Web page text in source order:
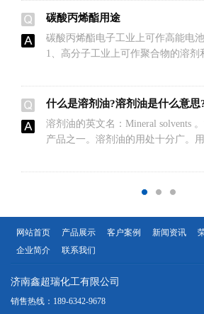
碳酸丙烯酯用途
碳酸丙烯酯电子工业上可作高能电
1、高分子工业上可作聚合物的溶剂
什么是溶剂油?溶剂油是什么意思
溶剂油的英文名：Mineral solvents
产品之一。溶剂油的用处十分广。
网站首页 产品展示 客户案例 新闻资讯
企业简介
联系我们
济南鑫超瑞化工有限公司
销售热线：189-6342-9678